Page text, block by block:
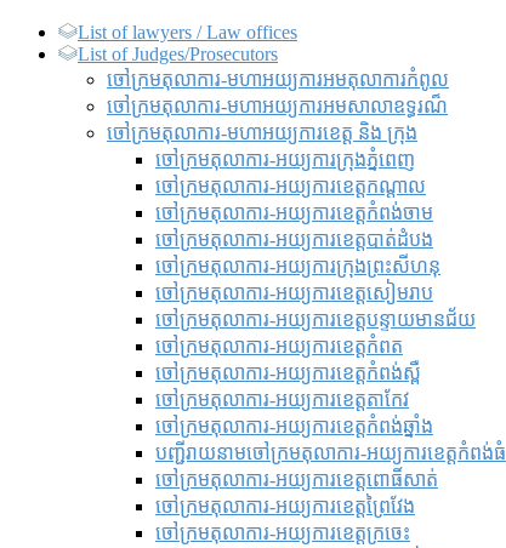
List of lawyers / Law offices
List of Judges/Prosecutors
ចៅក្រមតុលាការ-មហាអយ្យការអមតុលាការកំពូល
ចៅក្រមតុលាការ-មហាអយ្យការអមសាលាឧទ្ធរណ៏
ចៅក្រមតុលាការ-មហាអយ្យការខេត្ត និង ក្រុង
ចៅក្រមតុលាការ-អយ្យការក្រុងភ្នំពេញ
ចៅក្រមតុលាការ-អយ្យការខេត្តកណ្តាល
ចៅក្រមតុលាការ-អយ្យការខេត្តកំពង់ចាម
ចៅក្រមតុលាការ-អយ្យការខេត្តបាត់ដំបង
ចៅក្រមតុលាការ-អយ្យការ​ក្រុងព្រះសីហនុ
ចៅក្រមតុលាការ-អយ្យការខេត្តសៀមរាប
ចៅក្រមតុលាការ-អយ្យការខេត្តបន្ទាយមានជ័យ
ចៅក្រមតុលាការ-អយ្យការខេត្តកំពត
ចៅក្រមតុលាការ-អយ្យការខេត្តកំពង់ស្ពឺ
ចៅក្រមតុលាការ-អយ្យការខេត្តតាកែវ
ចៅក្រមតុលាការ-អយ្យការខេត្តកំពង់ឆ្នាំង
បញ្ជីរាយនាមចៅក្រមតុលាការ-អយ្យការខេត្តកំពង់ធំ
ចៅក្រមតុលាការ-អយ្យការខេត្តពោធិ៍សាត់
ចៅក្រមតុលាការ-អយ្យការខេត្តព្រៃវែង
ចៅក្រមតុលាការ-អយ្យការខេត្តក្រចេះ